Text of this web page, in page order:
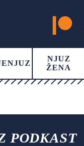
NJUZ
ŽENA
PODKAST